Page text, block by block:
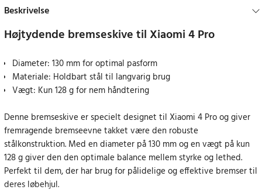
Beskrivelse
Højtydende bremseskive til Xiaomi 4 Pro
Diameter: 130 mm for optimal pasform
Materiale: Holdbart stål til langvarig brug
Vægt: Kun 128 g for nem håndtering
Denne bremseskive er specielt designet til Xiaomi 4 Pro og giver
fremragende bremseevne takket være den robuste
stålkonstruktion. Med en diameter på 130 mm og en vægt på kun
128 g giver den den optimale balance mellem styrke og lethed.
Perfekt til dem, der har brug for pålidelige og effektive bremser til
deres løbehjul.